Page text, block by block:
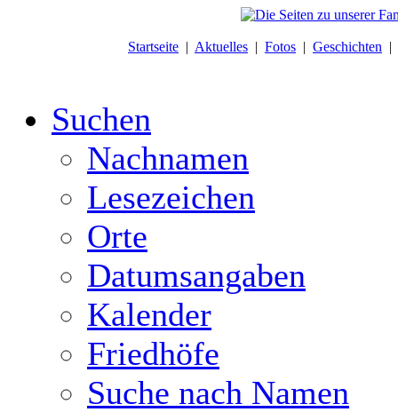
Startseite | Aktuelles | Fotos | Geschichten |
Suchen
Nachnamen
Lesezeichen
Orte
Datumsangaben
Kalender
Friedhöfe
Suche nach Namen